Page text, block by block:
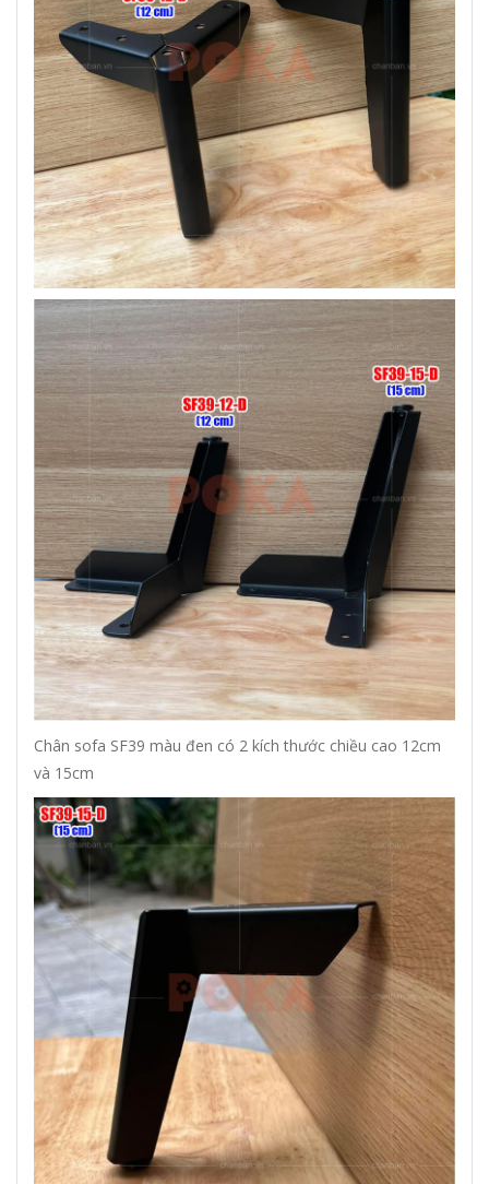
Chân sofa SF39 màu đen có 2 kích thước chiều cao 12cm
và 15cm